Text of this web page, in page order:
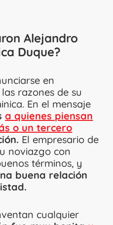
Alejandro
Duque?
en
razones de su
En el mensaje
a quienes piensan
o un tercero
El empresario de
noviazgo con
términos, y
buena relación
cualquier